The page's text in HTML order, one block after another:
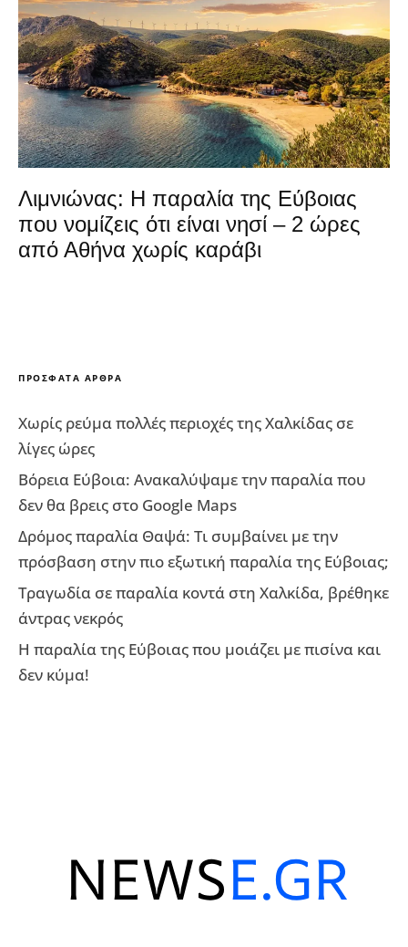
Λιμνιώνας: Η παραλία της Εύβοιας
που νομίζεις ότι είναι νησί – 2 ώρες
από Αθήνα χωρίς καράβι
ΠΡΌΣΦΑΤΑ ΆΡΘΡΑ
Χωρίς ρεύμα πολλές περιοχές της Χαλκίδας σε
λίγες ώρες
Βόρεια Εύβοια: Ανακαλύψαμε την παραλία που
δεν θα βρεις στο Google Maps
Δρόμος παραλία Θαψά: Τι συμβαίνει με την
πρόσβαση στην πιο εξωτική παραλία της Εύβοιας;
Τραγωδία σε παραλία κοντά στη Χαλκίδα, βρέθηκε
άντρας νεκρός
Η παραλία της Εύβοιας που μοιάζει με πισίνα και
δεν κύμα!